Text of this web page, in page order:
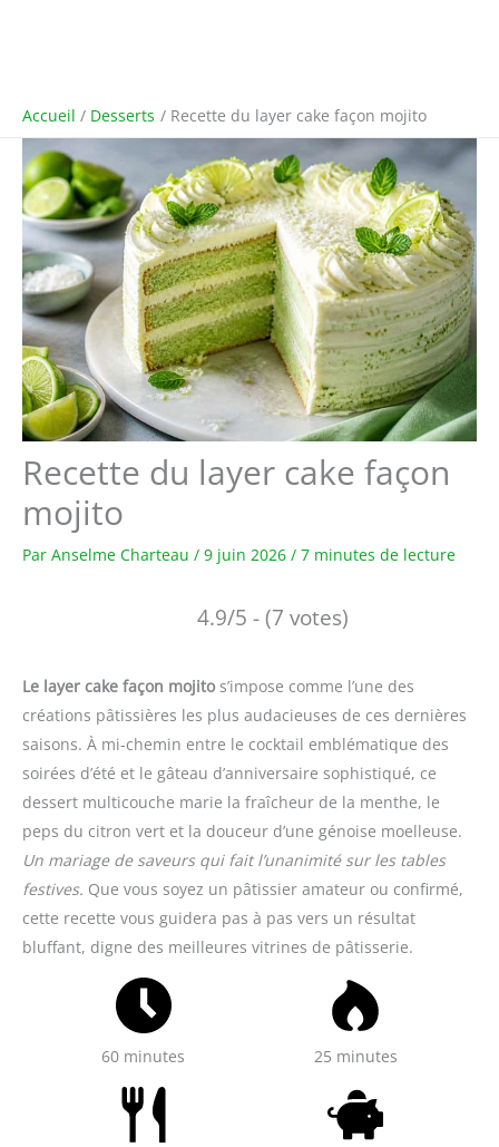
Accueil Desserts Recette du layer cake façon mojito
Recette du layer cake façon
mojito
Par Anselme Charteau / 9 juin 2026 / 7 minutes de lecture
4.9/5 - (7 votes)
Le layer cake façon mojitos’impose comme l’une des
créations pâtissières les plus audacieuses de ces dernières
saisons. À mi-chemin entre le cocktail emblématique des
soirées d’été et le gâteau d’anniversaire sophistiqué, ce
dessert multicouche marie la fraîcheur de la menthe, le
peps du citron vert et la douceur d’une génoise moelleuse.
Un mariage de saveurs qui fait l’unanimité sur les tables
festives. Que vous soyez un pâtissier amateur ou confirmé,
cette recette vous guidera pas à pas vers un résultat
bluffant, digne des meilleures vitrines de pâtisserie.
60 minutes 25 minutes